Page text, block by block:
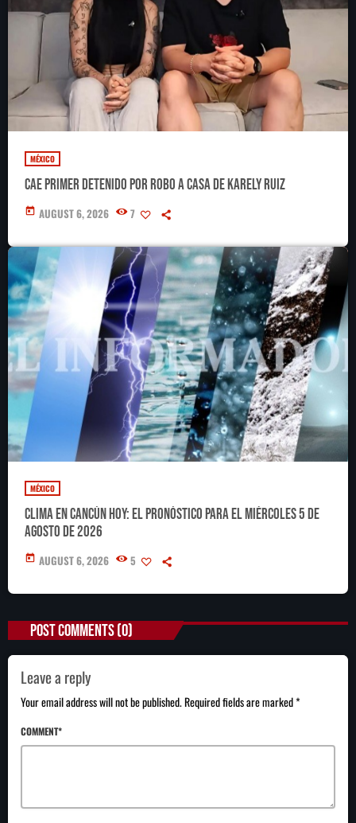
MÉXICO
Cae primer detenido por robo a casa de Karely Ruiz
today AUGUST 6, 2026 7
MÉXICO
Clima en Cancún hoy: el pronóstico para el miércoles 5 de
agosto de 2026
today AUGUST 6, 2026 5
POST COMMENTS (0)
Leave a reply
Your email address will not be published. Required fields are marked *
COMMENT*